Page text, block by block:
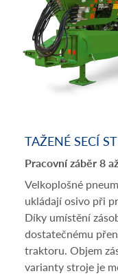
TAŽENÉ SECÍ
Pracovní záběr 8
Velkoplošné
ukládají osivo při
Díky umístění
dostatečnému
traktoru. Objem
varianty stroje je